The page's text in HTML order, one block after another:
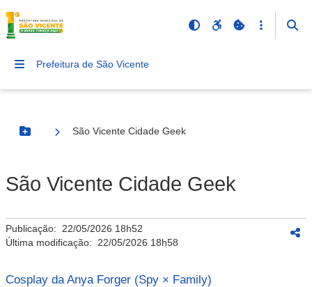
Prefeitura de São Vicente
Botão Menu
São Vicente Cidade Geek
São Vicente Cidade Geek
Publicação: 22/05/2026 18h52
Última modificação: 22/05/2026 18h58
Cosplay da Anya Forger (Spy × Family)